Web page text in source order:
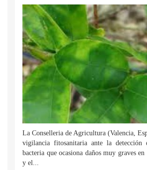
La Conselleria de Agricultura (Valencia,
vigilancia fitosanitaria ante la detección
bacteria que ocasiona daños muy graves
y el...